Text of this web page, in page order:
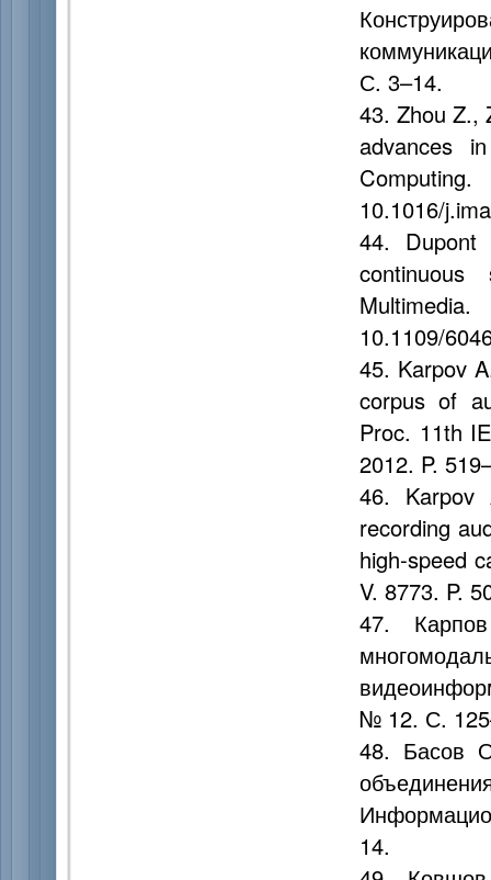
С. 3–14.
43. Zhou Z.,
advances
10.1016/
44. Dupont
10.1109/
45. Karpov
corpus of
Proc. 11th
2012. P.
46. Karpov
recording
high-speed
V. 8773. P.
47.
№ 12. С.
48. Басов
14.